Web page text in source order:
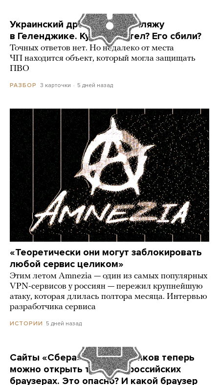
Украинский дрон попал по пляжу
в Геленджике. Куда он летел? Его сбили?
Точных ответов нет. Но недалеко от места
ЧП находится объект, который могла защищать
ПВО
РАЗБОР 3 карточки 5 дней назад
«Теоретически они могут заблокировать
любой сервис целиком»
Этим летом Amnezia — один из самых популярных
VPN-сервисов у россиян — пережил крупнейшую
атаку, которая длилась полтора месяца. Интервью
разработчика сервиса
ИСТОРИИ 5 дней назад
Сайты «Сбера» и других банков теперь
можно открыть только в российских
браузерах. Это опасно? И какой браузер